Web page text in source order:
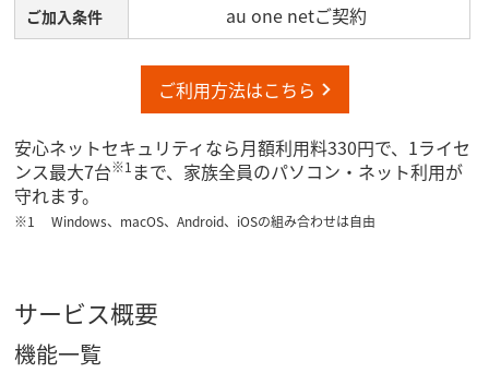
ご加入条件
au one netご契約
ご利用方法はこちら
安心ネットセキュリティなら月額利用料330円で、1ライセ
ンス最大7台※1 まで、家族全員のパソコン・ネット利用が
守れます。
Windows、macOS、Android、iOSの組み合わせは自由
サービス概要
機能一覧